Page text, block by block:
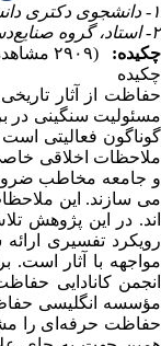
۱- دانشجوی دکتری دانشگاه هنر ایران، تهران، ایران، و پژوهشگر پژوهشکده حفاظت و مرمت آثار تاریخی- فرهنگی.
۲- استاد، گروه صنایع‌دستی، دانشکده هنرهای کاربردی،هنر ایران، تهران، ایران. ،
چکیده:
(۲۹۰۹ مشاهده)
چکیده
حفاظت از آثار
مسئولیت سنگینی در
گوناگون فعالیتی
ملاحظات اخلاقی
و جامعه مخاطب ضروری
می سازند. این
اند. در این پژوهش
رویکرد تفسیری
حفاظت حرفه‌ای را